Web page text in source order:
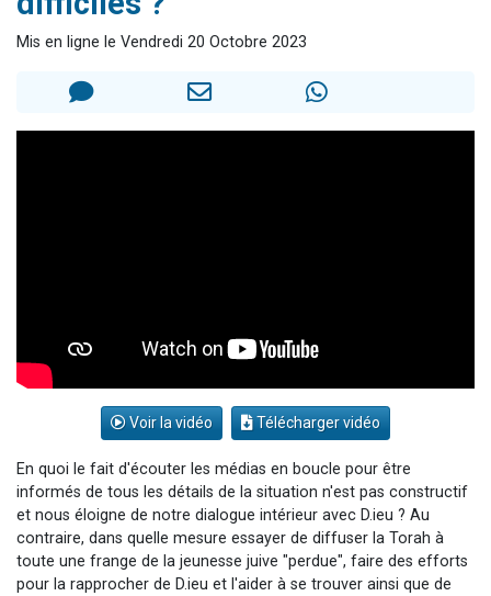
Ariel vient de donner son Maasser
Mis en ligne le Vendredi 20 Octobre 2023
Voir la vidéo Télécharger vidéo
En quoi le fait d'écouter les médias en boucle pour être
informés de tous les détails de la situation n'est pas constructif
et nous éloigne de notre dialogue intérieur avec D.ieu ? Au
contraire, dans quelle mesure essayer de diffuser la Torah à
toute une frange de la jeunesse juive "perdue", faire des efforts
pour la rapprocher de D.ieu et l'aider à se trouver ainsi que de